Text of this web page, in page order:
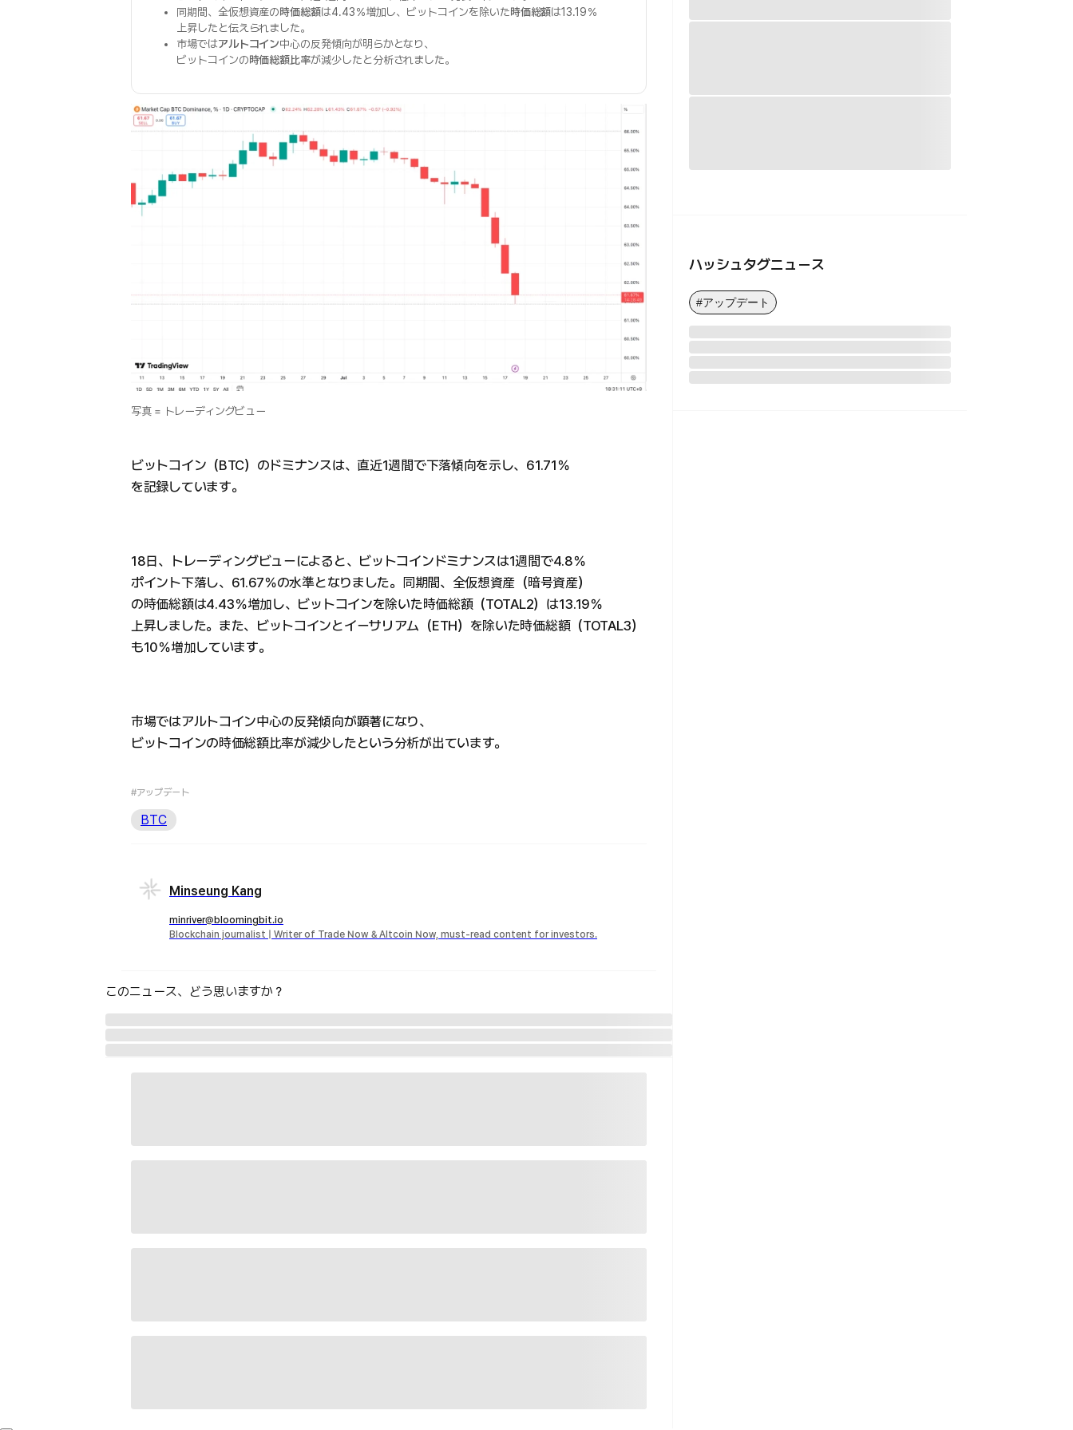
同期間、全仮想資産の時価総額は4.43％増加し、ビットコインを除いた時価総額は13.19％
上昇したと伝えられました。
市場ではアルトコイン中心の反発傾向が明らかとなり、
ビットコインの時価総額比率が減少したと分析されました。
写真 = トレーディングビュー
ビットコイン（BTC）のドミナンスは、直近1週間で下落傾向を示し、61.71％
を記録しています。
18日、トレーディングビューによると、ビットコインドミナンスは1週間で4.8％
ポイント下落し、61.67％の水準となりました。同期間、全仮想資産（暗号資産）
の時価総額は4.43％増加し、ビットコインを除いた時価総額（TOTAL2）は13.19％
上昇しました。また、ビットコインとイーサリアム（ETH）を除いた時価総額（TOTAL3）
も10％増加しています。
市場ではアルトコイン中心の反発傾向が顕著になり、
ビットコインの時価総額比率が減少したという分析が出ています。
#アップデート
BTC
Minseung Kang
minriver@bloomingbit.io
Blockchain journalist | Writer of Trade Now & Altcoin Now, must-read content for investors.
このニュース、どう思いますか？
ハッシュタグニュース
#アップデート